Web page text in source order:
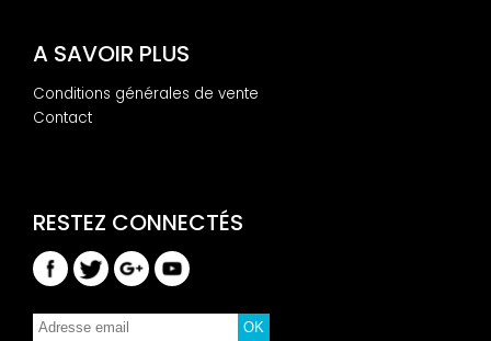
A SAVOIR PLUS
Conditions générales de vente
Contact